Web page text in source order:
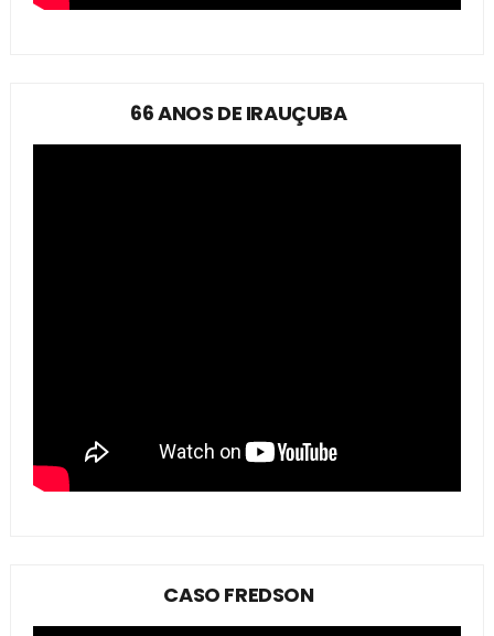
66 ANOS DE IRAUÇUBA
CASO FREDSON